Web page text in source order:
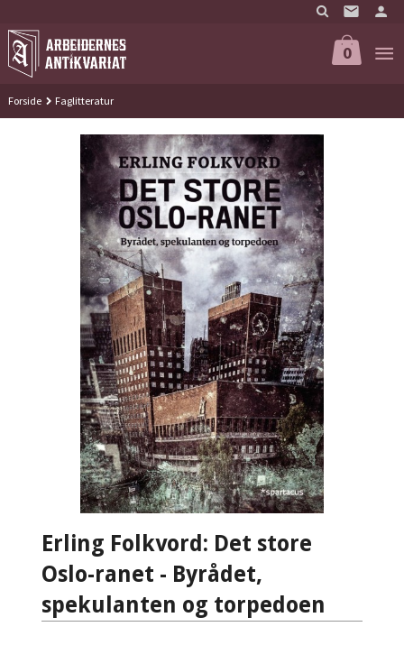
til
innholdet
0
Forside Faglitteratur
Erling Folkvord: Det store
Oslo-ranet - Byrådet,
spekulanten og torpedoen